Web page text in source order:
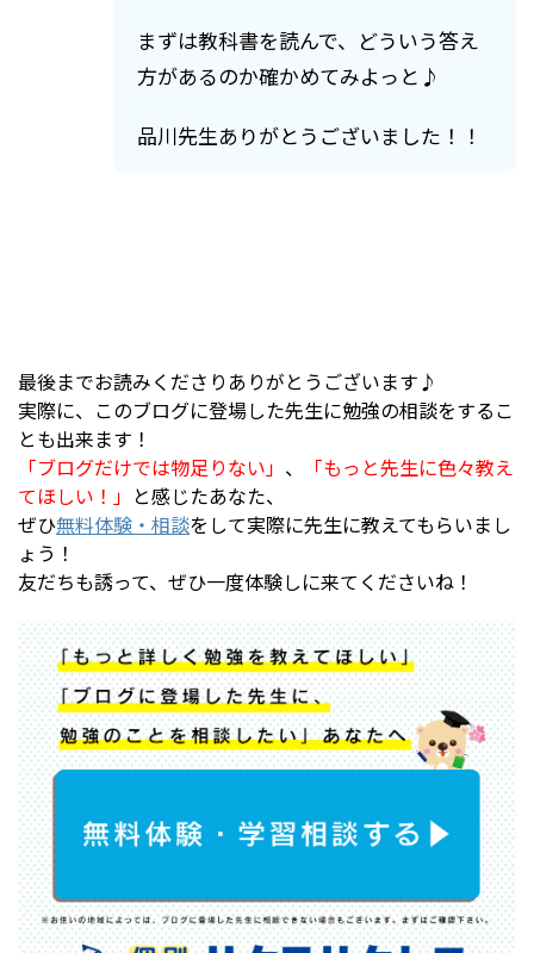
まずは教科書を読んで、どういう答え
方があるのか確かめてみよっと♪
品川先生ありがとうございました！！
最後までお読みくださりありがとうございます♪
実際に、このブログに登場した先生に勉強の相談をするこ
とも出来ます！
「ブログだけでは物足りない」 、
「もっと先生に色々教え
てほしい！」 と感じたあなた、
ぜひ無料体験・相談をして実際に先生に教えてもらいまし
ょう！
友だちも誘って、ぜひ一度体験しに来てくださいね！